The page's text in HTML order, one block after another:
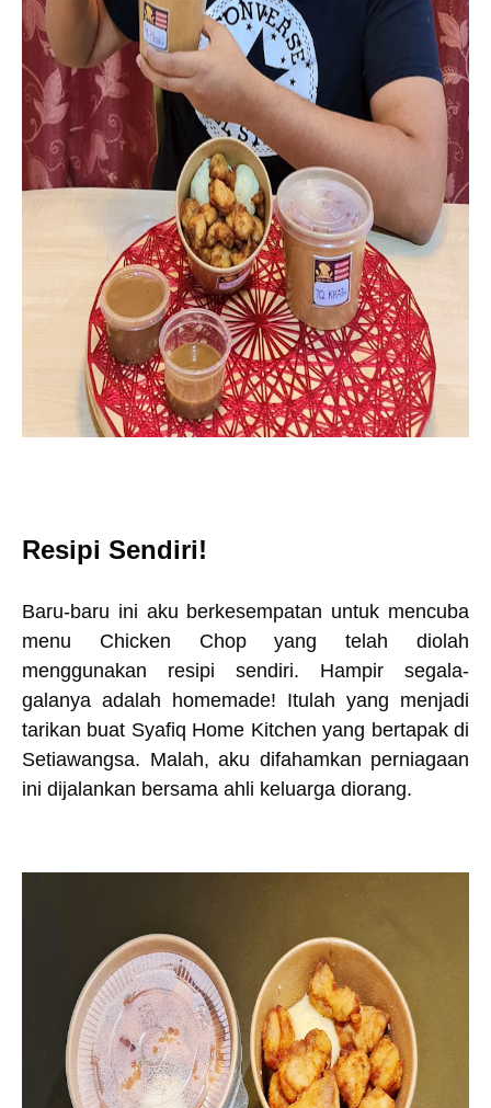
Resipi Sendiri!
Baru-baru ini aku berkesempatan untuk mencuba
menu Chicken Chop yang telah diolah
menggunakan resipi sendiri. Hampir segala-
galanya adalah homemade! Itulah yang menjadi
tarikan buat Syafiq Home Kitchen yang bertapak di
Setiawangsa. Malah, aku difahamkan perniagaan
ini dijalankan bersama ahli keluarga diorang.